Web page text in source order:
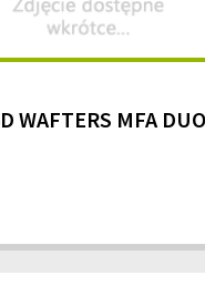
WAFTERS MFA DUO